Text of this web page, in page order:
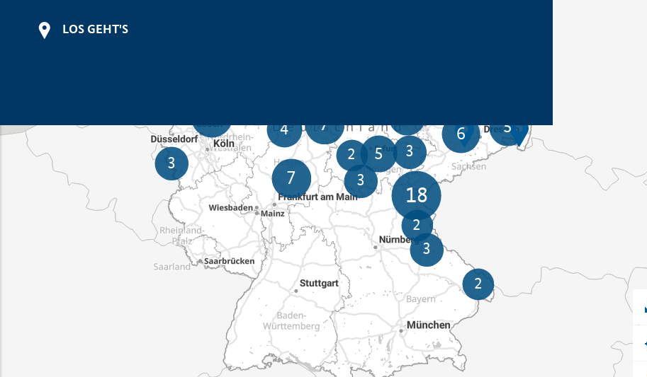
LOS GEHT'S